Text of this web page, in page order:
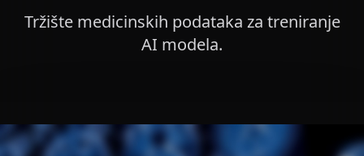
Tržište medicinskih podataka za treniranje
AI modela.